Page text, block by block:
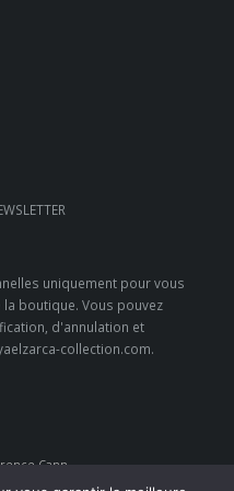
uniquement pour vous
boutique. Vous pouvez
d'annulation et
collection.com.
Cann